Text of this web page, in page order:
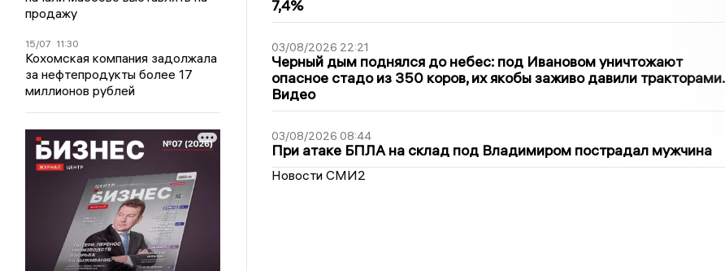
продажу
15/07 11:30
Кохомская компания задолжала
за нефтепродукты более 17
миллионов рублей
7,4%
03/08/2026 22:21
Черный дым поднялся до небес: под Ивановом уничтожают
опасное стадо из 350 коров, их якобы заживо давили тракторами.
Видео
03/08/2026 08:44
При атаке БПЛА на склад под Владимиром пострадал мужчина
Новости СМИ2